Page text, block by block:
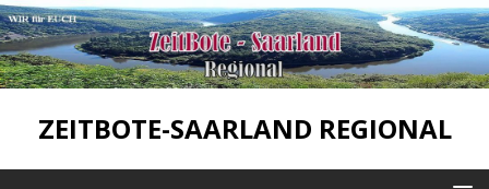
ZEITBOTE-SAARLAND REGIONAL